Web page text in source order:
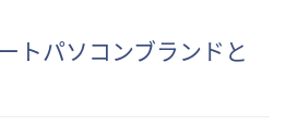
トパソコンブランドと